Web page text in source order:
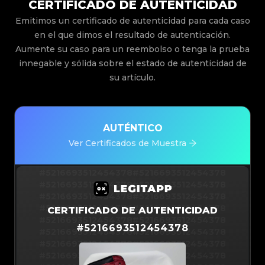
CERTIFICADO DE AUTENTICIDAD
Emitimos un certificado de autenticidad para cada caso
en el que dimos el resultado de autenticación.
Aumente su caso para un reembolso o tenga la prueba
innegable y sólida sobre el estado de autenticidad de
su artículo.
AUTÉNTICO
Ver Certificados de Muestra
#5216693512454378#5216693512454378
#5216693512454378#5216693512454378
#5216693512454378#5216693512454378
#5216693512454378#5216693512454378
#5216693512454378#5216693512454378
#5216693512454378#5216693512454378
CERTIFICADO DE AUTENTICIDAD
#5216693512454378